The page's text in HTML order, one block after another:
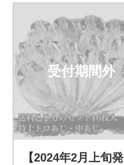
受付期間外
【2024年2月上旬発